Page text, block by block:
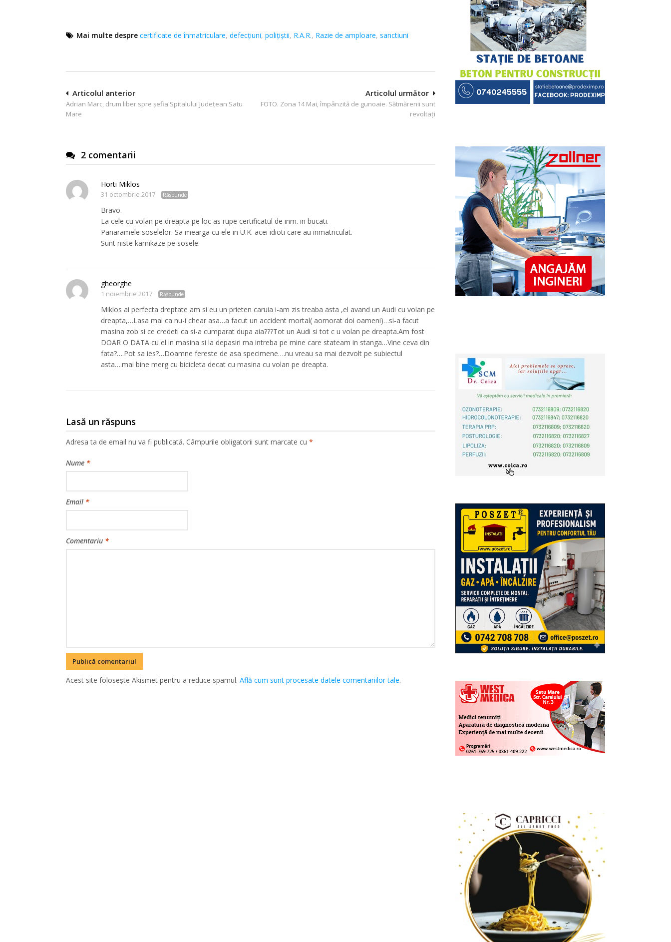
Mai multe despre certificate de înmatriculare, defecțiuni, polițiștii, R.A.R., Razie de amploare, sanctiuni
Navigare
în
Articolul următor
FOTO. Zona 14 Mai, împânzită de gunoaie. Sătmărenii sunt
revoltați
Articolul anterior
Adrian Marc, drum liber spre șefia Spitalului Județean Satu
Mare
2 comentarii
Horti Miklos
31 octombrie 2017 Răspunde
Bravo.
La cele cu volan pe dreapta pe loc as rupe certificatul de inm. in bucati.
Panaramele soselelor. Sa mearga cu ele in U.K. acei idioti care au inmatriculat.
Sunt niste kamikaze pe sosele.
gheorghe
1 noiembrie 2017 Răspunde
Miklos ai perfecta dreptate am si eu un prieten caruia i-am zis treaba asta ,el avand un Audi cu volan pe
dreapta,…Lasa mai ca nu-i chear asa…a facut un accident mortal( aomorat doi oameni)…si-a facut
masina zob si ce credeti ca si-a cumparat dupa aia???Tot un Audi si tot c u volan pe dreapta.Am fost
DOAR O DATA cu el in masina si la depasiri ma intreba pe mine care stateam in stanga…Vine ceva din
fata?….Pot sa ies?…Doamne fereste de asa specimene….nu vreau sa mai dezvolt pe subiectul
asta….mai bine merg cu bicicleta decat cu masina cu volan pe dreapta.
Lasă un răspuns
Adresa ta de email nu va fi publicată. Câmpurile obligatorii sunt marcate cu *
Nume *
Email *
Comentariu *
Acest site folosește Akismet pentru a reduce spamul. Află cum sunt procesate datele comentariilor tale.